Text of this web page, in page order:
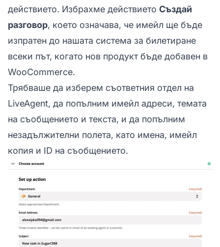
действието. Избрахме действието Създай
разговор, което означава, че имейл ще бъде
изпратен до нашата система за билетиране
всеки път, когато нов продукт бъде добавен в
WooCommerce.
Трябваше да изберем съответния отдел на
LiveAgent, да попълним имейл адреси, темата
на съобщението и текста, и да попълним
незадължителни полета, като имена, имейл
копия и ID на съобщението.